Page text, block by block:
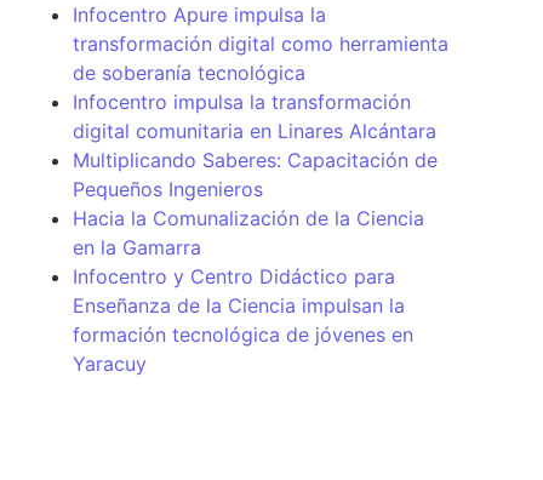
Infocentro Apure impulsa la
transformación digital como herramienta
de soberanía tecnológica
Infocentro impulsa la transformación
digital comunitaria en Linares Alcántara
Multiplicando Saberes: Capacitación de
Pequeños Ingenieros
Hacia la Comunalización de la Ciencia
en la Gamarra
Infocentro y Centro Didáctico para
Enseñanza de la Ciencia impulsan la
formación tecnológica de jóvenes en
Yaracuy